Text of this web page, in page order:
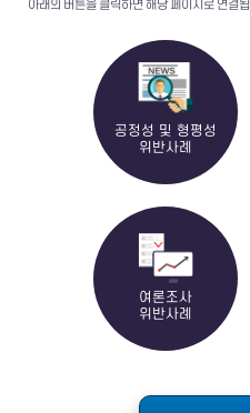
아래의 버튼을 클릭하면 해당 페이지로 연결
공정성 및 형평성
위반사례
여론조사
위반사례